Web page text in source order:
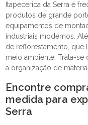
Itapecerica da Serra é
produtos de grande
equipamentos de
industriais modernos.
de reflorestamento, que
meio ambiente. Trata-se
a organização de
Encontre
medida para
Serra